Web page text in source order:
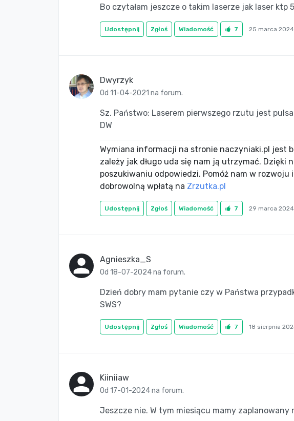
Bo czytałam jeszcze o takim laserze jak laser ktp
Udostępnij Zgłoś Wiadomość 7 25 marca 2024
Dwyrzyk
Od 11-04-2021 na forum.
Sz. Państwo; Laserem pierwszego rzutu jest
DW
Wymiana informacji na stronie naczyniaki.pl jest
zależy jak długo uda się nam ją utrzymać. Dzięki
poszukiwaniu odpowiedzi. Pomóż nam w rozwoju
dobrowolną wpłatą na Zrzutka.pl
Udostępnij Zgłoś Wiadomość 7 29 marca 2024
Agnieszka_S
Od 18-07-2024 na forum.
Dzień dobry mam pytanie czy w Państwa
SWS?
Udostępnij Zgłoś Wiadomość 7 18 sierpnia
Kiiniiaw
Od 17-01-2024 na forum.
Jeszcze nie. W tym miesiącu mamy